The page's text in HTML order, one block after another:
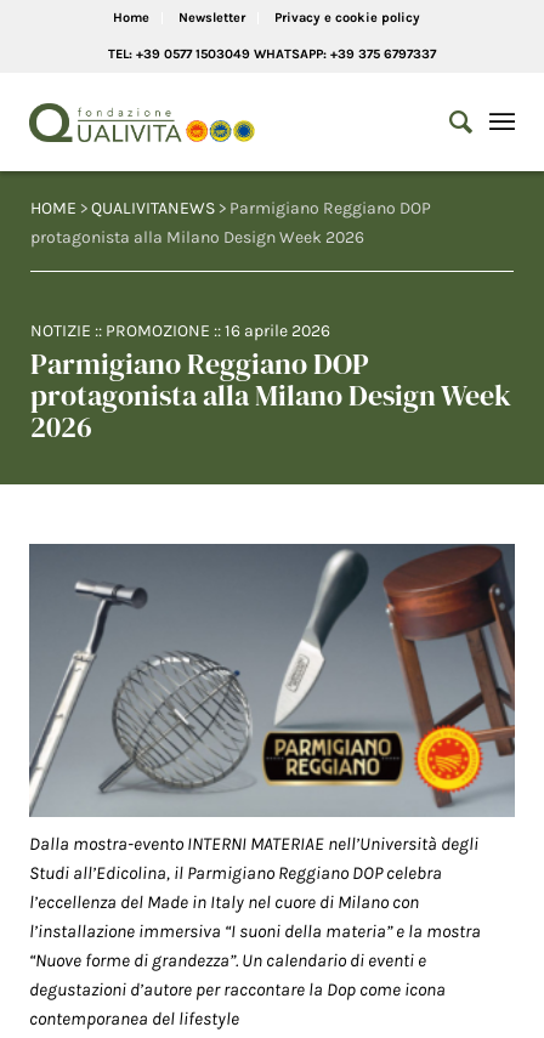
Home Newsletter Privacy e cookie policy
TEL: +39 0577 1503049 WHATSAPP: +39 375 6797337
HOME >QUALIVITANEWS > Parmigiano Reggiano DOP
protagonista alla Milano Design Week 2026
NOTIZIE :: PROMOZIONE ::16 aprile 2026
Parmigiano Reggiano DOP
protagonista alla Milano Design Week
2026
Dalla mostra-evento INTERNI MATERIAE nell’Università degli
Studi all’Edicolina, il Parmigiano Reggiano DOP celebra
l’eccellenza del Made in Italy nel cuore di Milano con
l’installazione immersiva “I suoni della materia” e la mostra
“Nuove forme di grandezza”. Un calendario di eventi e
degustazioni d’autore per raccontare la Dop come icona
contemporanea del lifestyle